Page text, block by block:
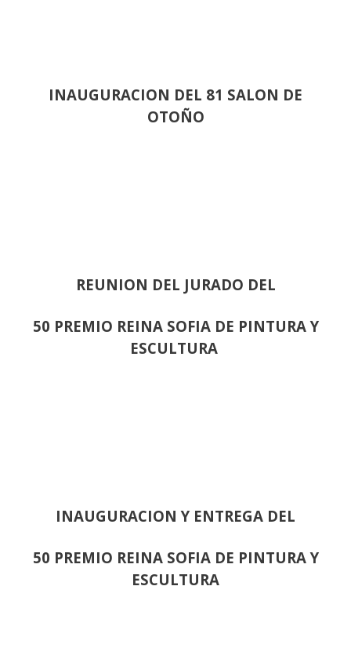
INAUGURACION DEL 81 SALON DE
OTOÑO
REUNION DEL JURADO DEL
50 PREMIO REINA SOFIA DE PINTURA Y
ESCULTURA
INAUGURACION Y ENTREGA DEL
50 PREMIO REINA SOFIA DE PINTURA Y
ESCULTURA